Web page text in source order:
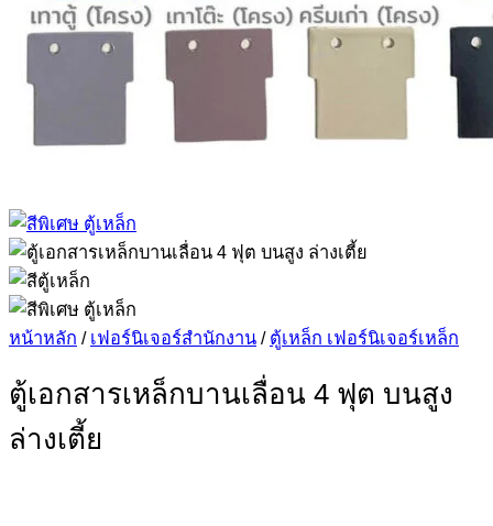
หน้าหลัก / เฟอร์นิเจอร์สำนักงาน / ตู้เหล็ก เฟอร์นิเจอร์เหล็ก
ตู้เอกสารเหล็กบานเลื่อน 4 ฟุต บนสูง
ล่างเตี้ย